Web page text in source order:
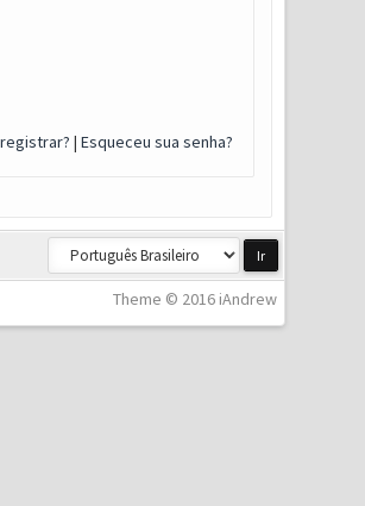
| Esqueceu sua senha?
Theme © 2016 iAndrew